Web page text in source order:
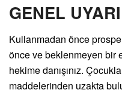
GENEL
Kullanmadan önce
önce ve beklenmeyen bir
hekime danışınız.
maddelerinden uzakta